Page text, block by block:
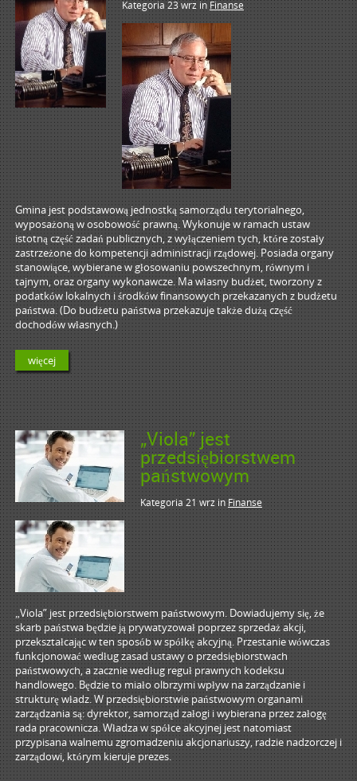
Kategoria 23 wrzinFinanse
Gmina jest podstawową jednostką samorządu terytorialnego,
wyposażoną w osobowość prawną. Wykonuje w ramach ustaw
istotną część zadań publicznych, z wyłączeniem tych, które zostały
zastrzeżone do kompetencji administracji rządowej. Posiada organy
stanowiące, wybierane w głosowaniu powszechnym, równym i
tajnym, oraz organy wykonawcze. Ma własny budżet, tworzony z
podatków lokalnych i środków finansowych przekazanych z budżetu
państwa. (Do budżetu państwa przekazuje także dużą część
dochodów własnych.)
więcej
„Viola” jest
przedsiębiorstwem
państwowym
Kategoria 21 wrzinFinanse
„Viola” jest przedsiębiorstwem państwowym. Dowiadujemy się, że
skarb państwa będzie ją prywatyzował poprzez sprzedaż akcji,
przekształcając w ten sposób w spółkę akcyjną. Przestanie wówczas
funkcjonować według zasad ustawy o przedsiębiorstwach
państwowych, a zacznie według reguł prawnych kodeksu
handlowego. Będzie to miało olbrzymi wpływ na zarządzanie i
strukturę władz. W przedsiębiorstwie państwowym organami
zarządzania są: dyrektor, samorząd załogi i wybierana przez załogę
rada pracownicza. Władza w spółce akcyjnej jest natomiast
przypisana walnemu zgromadzeniu akcjonariuszy, radzie nadzorczej i
zarządowi, którym kieruje prezes.